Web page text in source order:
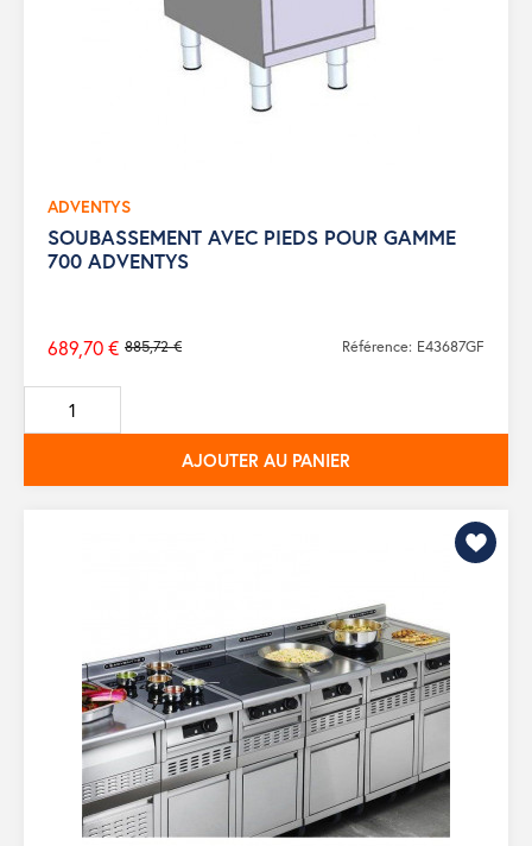
ADVENTYS
SOUBASSEMENT AVEC PIEDS POUR GAMME
700 ADVENTYS
Prix
de
base
885,72 €
689,70 € Référence: E43687GF
AJOUTER AU PANIER